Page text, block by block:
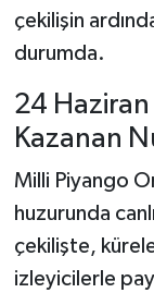
çekilişin
durumda.
24 Haziran
Kazanan
Milli Piyango
huzurunda
çekilişte,
izleyicilerle